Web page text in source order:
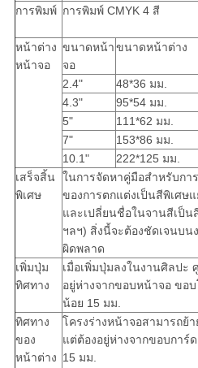
การพิมพ์ การพิมพ์ CMYK 4 สี
หน้าต่าง
หน้าจอ
ขนาดหน้า
จอ
ขนาดหน้าต่าง
2.4" 48*36 มม.
4.3"
95*54 มม.
5"
111*62 มม.
7"
153*86 มม.
10.1"
222*125 มม.
เสร็จสิ้น
พิเศษ
ในการจัดหาคู่มือสำหรับกา
ของการตกแต่งเป็นสีพิเศษ
และเปลี่ยนชื่อในจานสีเป็น
ฯลฯ) สิ่งนี้จะต้องชัดเจนบน
ผิดพลาด
เพิ่มปุ่ม
ทิศทาง
เมื่อเพิ่มปุ่มลงในงานศิลปะ
อยู่ห่างจากขอบหน้าจอ ขอ
น้อย 15 มม.
ทิศทาง
ของ
หน้าต่าง
โครงร่างหน้าจอสามารถย้
แต่ต้องอยู่ห่างจากขอบการ์
15 มม.